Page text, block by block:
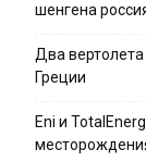
шенгена
Два вертолета
Греции
Eni и